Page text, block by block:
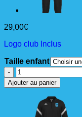
29,00€
Logo club Inclus
Taille enfant
quantité
de
DOLVOLE
Ajouter au panier